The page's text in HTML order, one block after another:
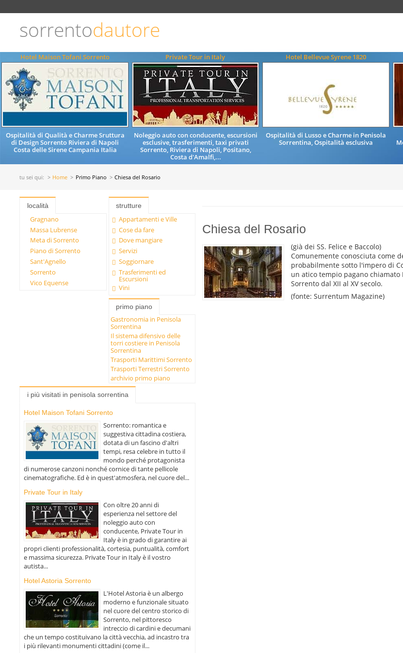
sorrentodautore
Hotel Maison Tofani Sorrento
Ospitalità di Qualità e Charme Sruttura
di Design Sorrento Riviera di Napoli
Costa delle Sirene Campania Italia
Private Tour in Italy
Noleggio auto con conducente, escursioni
esclusive, trasferimenti, taxi privati
Sorrento, Riviera di Napoli, Positano,
Costa d'Amalfi,...
Hotel Bellevue Syrene 1820
Ospitalità di Lusso e Charme in Penisola
Sorrentina, Ospitalità esclusiva
tu sei qui: Home Primo Piano Chiesa del Rosario
località
Gragnano
Massa Lubrense
Meta di Sorrento
Piano di Sorrento
Sant'Agnello
Sorrento
Vico Equense
strutture
Appartamenti e Ville
Cose da fare
Dove mangiare
Servizi
Soggiornare
Trasferimenti ed
Escursioni
Vini
primo piano
Gastronomia in Penisola
Sorrentina
Il sistema difensivo delle
torri costiere in Penisola
Sorrentina
Trasporti Marittimi Sorrento
Trasporti Terrestri Sorrento
archivio primo piano
i più visitati in penisola sorrentina
Hotel Maison Tofani Sorrento
Sorrento: romantica e
suggestiva cittadina costiera,
dotata di un fascino d'altri
tempi, resa celebre in tutto il
mondo perché protagonista
di numerose canzoni nonché cornice di tante pellicole
cinematografiche. Ed è in quest'atmosfera, nel cuore del...
Private Tour in Italy
Con oltre 20 anni di
esperienza nel settore del
noleggio auto con
conducente, Private Tour in
Italy è in grado di garantire ai
propri clienti professionalità, cortesia, puntualità, comfort
e massima sicurezza. Private Tour in Italy è il vostro
autista...
Hotel Astoria Sorrento
L'Hotel Astoria è un albergo
moderno e funzionale situato
nel cuore del centro storico di
Sorrento, nel pittoresco
intreccio di cardini e decumani
che un tempo costituivano la città vecchia, ad incastro tra
i più rilevanti monumenti cittadini (come il...
Chiesa del Rosario
(già dei SS. Felice e Baccolo)
Comunemente conosciuta come
probabilmente sotto l'impero di
un atico tempio pagano chiamato
Sorrento dal XII al XV secolo.
(fonte: Surrentum Magazine)
lingua
ITALIANO
ENGLISH